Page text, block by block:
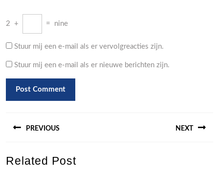
2 + = nine
Stuur mij een e-mail als er vervolgreacties zijn.
Stuur mij een e-mail als er nieuwe berichten zijn.
PREVIOUS
post:
NEXT
Related Post